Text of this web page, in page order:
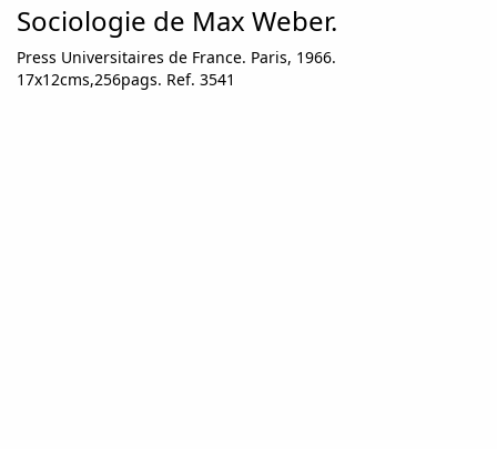
Sociologie de Max Weber.
Press Universitaires de France. Paris, 1966.
17x12cms,256pags. Ref. 3541